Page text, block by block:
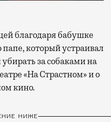
который устраивал
за собаками на
«На Страстном» и о
кино.
НИЖЕ